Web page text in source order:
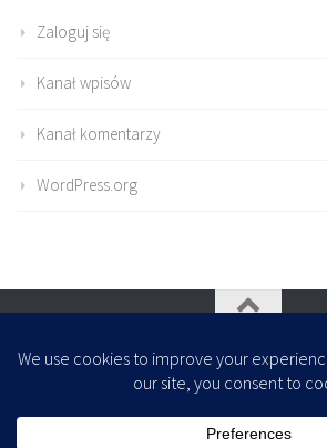
Zaloguj się
Kanał wpisów
Kanał komentarzy
WordPress.org
- Zaprojektowany z